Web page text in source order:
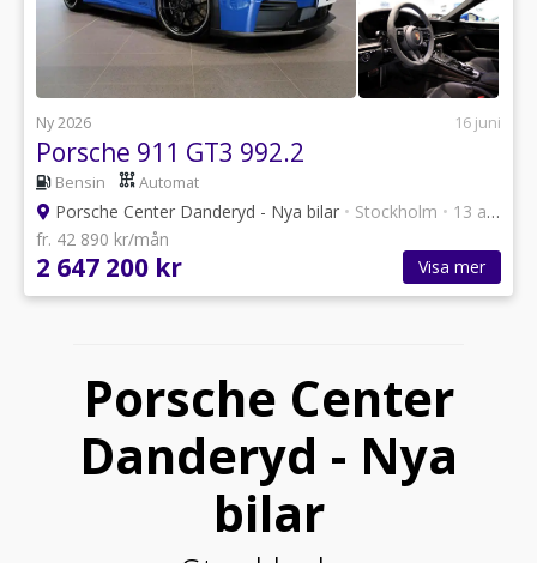
Ny 2026 16 juni
Porsche 911 GT3 992.2
Bensin Automat
Porsche Center Danderyd - Nya bilar • Stockholm • 13 annonser
fr. 42 890 kr/mån
2 647 200 kr Visa mer
Porsche Center
Danderyd - Nya
bilar